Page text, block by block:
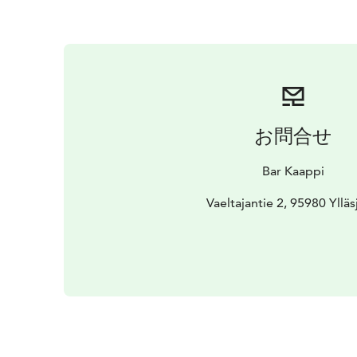
お問合せ
Bar Kaappi
Vaeltajantie 2, 95980